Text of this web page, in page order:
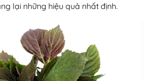
lại những hiệu quả nhất định.